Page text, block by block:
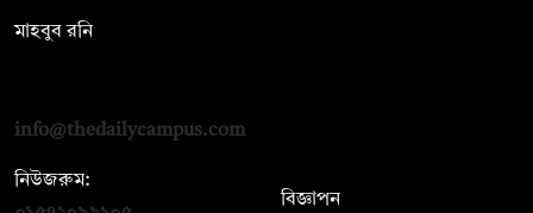
মাহবুব রনি
info@thedailycampus.com
নিউজরুম:
বিজ্ঞাপন